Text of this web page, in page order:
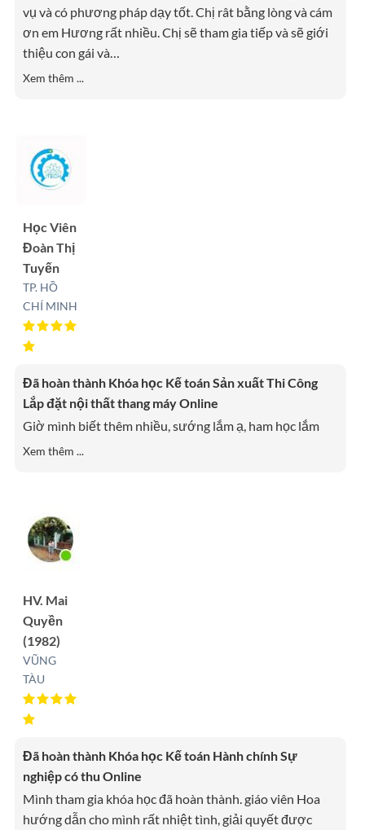
vụ và có phương pháp dạy tốt. Chị rât bằng lòng và cám
ơn em Hương rất nhiều. Chị sẽ tham gia tiếp và sẽ giới
thiệu con gái và
Xem thêm ...
Học Viên
Đoàn Thị
Tuyến
TP. HỒ
CHÍ MINH
Đã hoàn thành Khóa học Kế toán Sản xuất Thi Công
Lắp đặt nội thất thang máy Online
Giờ mình biết thêm nhiều, sướng lắm ạ, ham học lắm
Xem thêm ...
HV. Mai
Quyền
(1982)
VŨNG
TÀU
Đã hoàn thành Khóa học Kế toán Hành chính Sự
nghiệp có thu Online
Mình tham gia khóa học đã hoàn thành. giáo viên Hoa
hướng dẫn cho mình rất nhiệt tình, giải quyết được